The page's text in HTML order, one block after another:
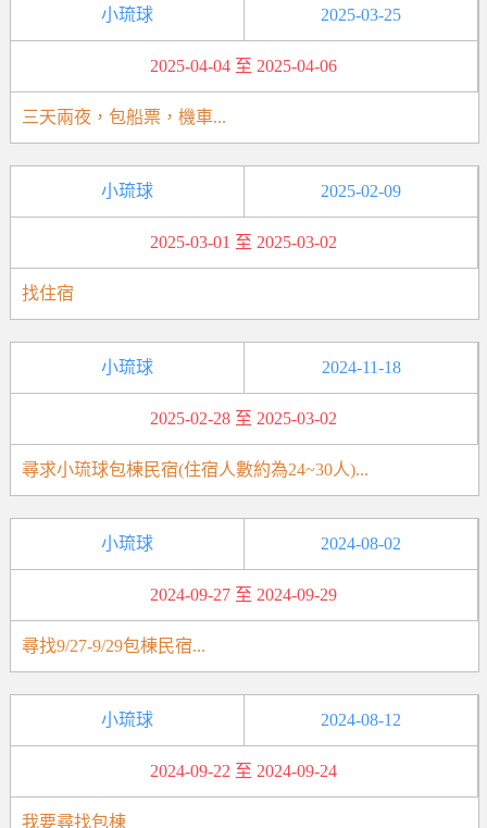
小琉球 2025-03-25
2025-04-04 至 2025-04-06
三天兩夜，包船票，機車...
小琉球 2025-02-09
2025-03-01 至 2025-03-02
找住宿
小琉球 2024-11-18
2025-02-28 至 2025-03-02
尋求小琉球包棟民宿(住宿人數約為24~30人)...
小琉球 2024-08-02
2024-09-27 至 2024-09-29
尋找9/27-9/29包棟民宿...
小琉球 2024-08-12
2024-09-22 至 2024-09-24
我要尋找包棟